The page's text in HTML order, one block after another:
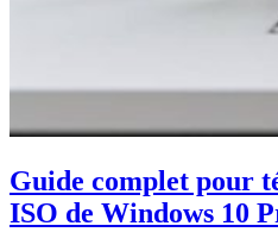
Guide complet pour
ISO de Windows 10